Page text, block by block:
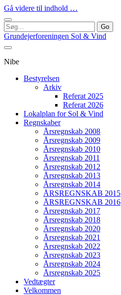
Gå videre til indhold …
Søg
efter:
Grundejerforeningen Sol & Vind
Nibe
Bestyrelsen
Arkiv
Referat 2025
Referat 2026
Lokalplan for Sol & Vind
Regnskaber
Årsregnskab 2008
Årsregnskab 2009
Årsregnskab 2010
Årsregnskab 2011
Årsregnskab 2012
Årsregnskab 2013
Årsregnskab 2014
ÅRSREGNSKAB 2015
ÅRSREGNSKAB 2016
Årsregnskab 2017
Årsregnskab 2018
Årsregnskab 2020
Årsregnskab 2021
Årsregnskab 2022
Årsregnskab 2023
Årsregnskab 2024
Årsregnskab 2025
Vedtægter
Velkommen